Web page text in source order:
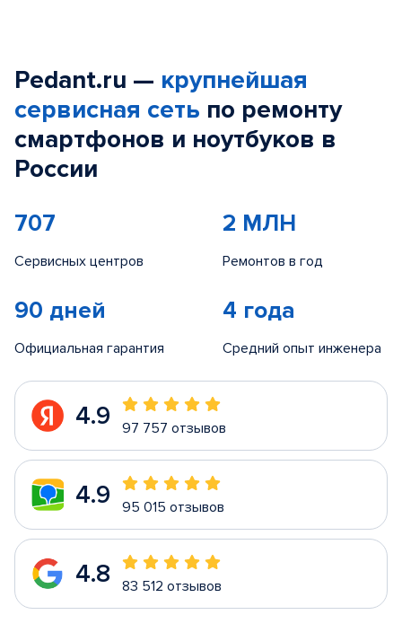
Pedant.ru — крупнейшая
сервисная сеть по ремонту
смартфонов и ноутбуков в
России
707
Сервисных центров
2 МЛН
Ремонтов в год
90 дней
Официальная гарантия
4 года
Средний опыт инженера
4.9 97 757 отзывов
4.9 95 015 отзывов
4.8 83 512 отзывов